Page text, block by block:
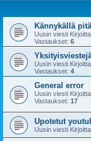
Kännykällä
Uusin viesti
Vastaukset: 6
Uusin viesti
Vastaukset: 4
General error
Uusin viesti
Vastaukset: 17
Upotetut
Uusin viesti